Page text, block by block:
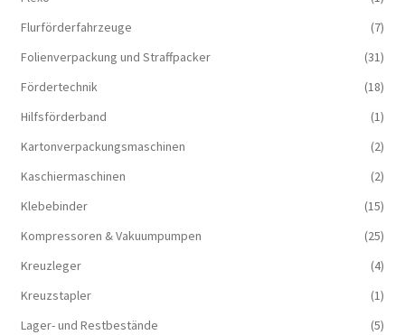
Flurförderfahrzeuge
(7)
Folienverpackung und Straffpacker
(31)
Fördertechnik
(18)
Hilfsförderband
(1)
Kartonverpackungsmaschinen
(2)
Kaschiermaschinen
(2)
Klebebinder
(15)
Kompressoren & Vakuum­pumpen
(25)
Kreuzleger
(4)
Kreuzstapler
(1)
Lager- und Restbestände
(5)